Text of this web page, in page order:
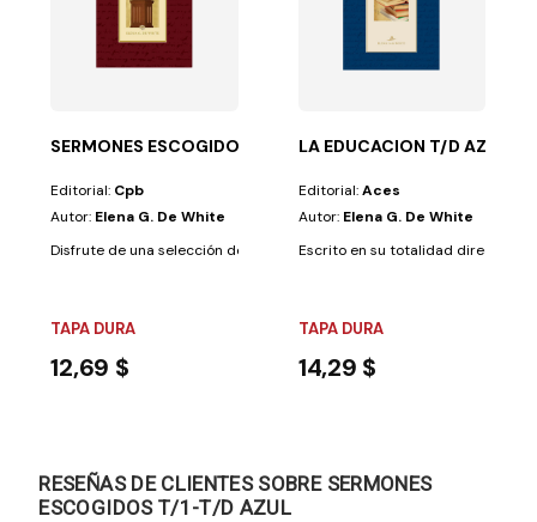
SERMONES ESCOGIDOS T/1- T/D ROJA
Editorial: Cpb
Autor: Elena G. De White
Disfrute de una selección de entre los más de diez mil sermones que
TAPA DURA
12,69 $
LA EDUCACION T/D AZUL
Editorial:Aces
Autor: Elena G. De White
Escrito en su totalidad
TAPA DURA
14,29 $
RESEÑAS DE CLIENTES SOBRE SERMONES
ESCOGIDOS T/1-T/D AZUL